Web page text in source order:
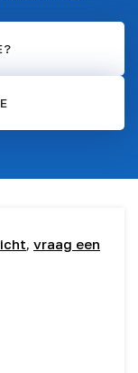
, vraag een